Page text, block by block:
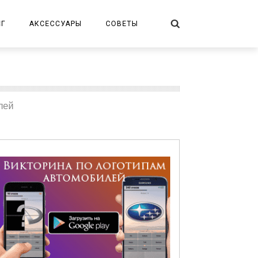
АКСЕССУАРЫ СОВЕТЫ